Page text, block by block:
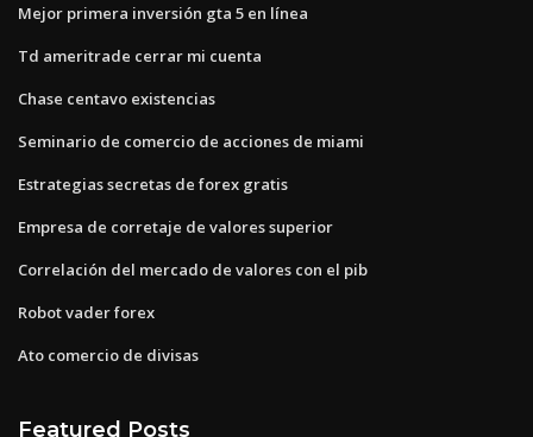
Mejor primera inversión gta 5 en línea
Td ameritrade cerrar mi cuenta
Chase centavo existencias
Seminario de comercio de acciones de miami
Estrategias secretas de forex gratis
Empresa de corretaje de valores superior
Correlación del mercado de valores con el pib
Robot vader forex
Ato comercio de divisas
Featured Posts